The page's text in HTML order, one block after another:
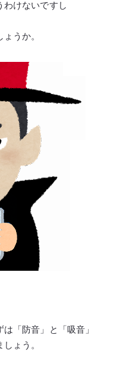
わけないですし
うか。
「防音」と「吸音」
ょう。